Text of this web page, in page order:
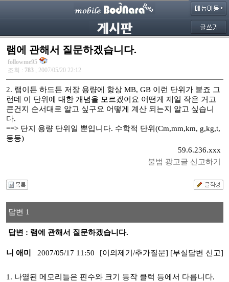
램에 관해서 질문하겠습니다.
followme95
조회 : 783 , 2007/05/20 22:12
2. 램이든 하드든 저장 용량에 항상 MB, GB 이런 단위가 붙죠 그
런데 이 단위에 대한 개념을 모르겠어요 어떤게 제일 작은 거고
큰건지 순서대로 알고 싶구요 어떻게 계산 되는지 알고 싶습니
다.
==> 단지 용량 단위일 뿐입니다. 수학적 단위(Cm,mm,km, g,kg,t,
등등)
59.6.236.xxx
불법 광고글 신고하기
답변 1
답변 : 램에 관해서 질문하겠습니다.
니 애미 2007/05/17 11:50 [이의제기/추가질문] [부실답변 신고]
1. 나열된 메모리들은 핀수와 크기 동작 클럭 등에서 다릅니다.